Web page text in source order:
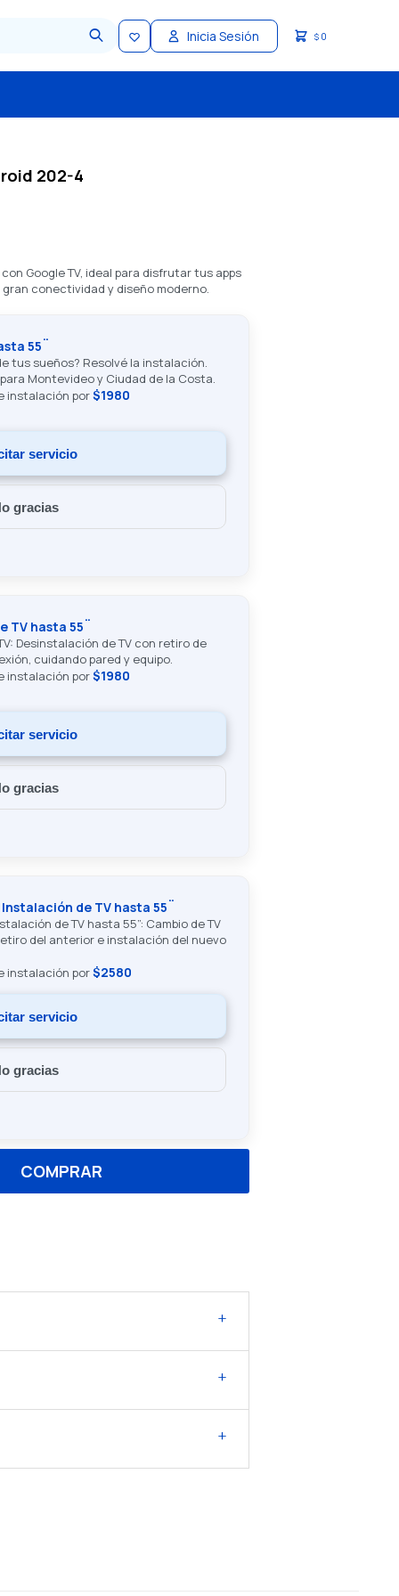
$ 0
202-4
Google TV, ideal para disfrutar tus apps
conectividad y diseño moderno.
55¨
tus sueños? Resolvé la instalación.
Montevideo y Ciudad de la Costa.
instalación por$1980
servicio
gracias
TV hasta 55¨
Desinstalación de TV con retiro de
cuidando pared y equipo.
instalación por$1980
servicio
gracias
de TV hasta 55¨
de TV hasta 55”: Cambio de TV
del anterior e instalación del nuevo
instalación por$2580
servicio
gracias
COMPRAR